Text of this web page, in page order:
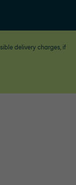
delivery charges, if